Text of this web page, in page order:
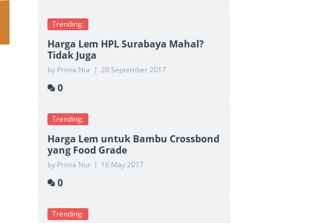
Trending:
Harga Lem HPL Surabaya Mahal?
Tidak Juga
by Prima Nur | 20 September 2017
0
Trending:
Harga Lem untuk Bambu Crossbond
yang Food Grade
by Prima Nur | 16 May 2017
0
Trending: